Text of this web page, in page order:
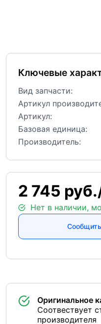
2 745
Нет в наличии,
Ключевые
Вид запчасти:
Артикул
Артикул:
Базовая единица:
Производитель:
Оригинальное
Соотвествует
производителя